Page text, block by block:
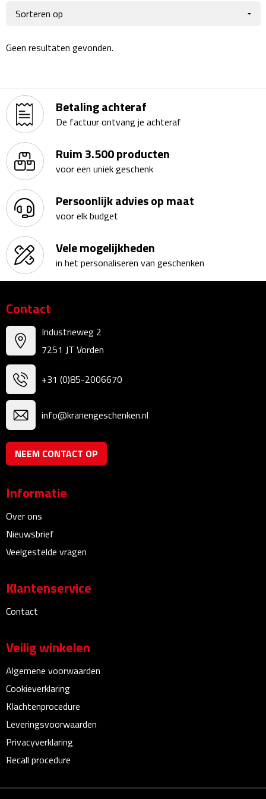
Business trolleys
Documententassen
Laptophoezen & -tassen
Tablettassen
Reistassen & Trolleys
Reistassen
Trolleys
Reistas trolleys
Reistassensets
Weekendtassen
Duffeltassen
Autotassen
Toilettassen
Rugzakken
Rugzakken
Sport- & Recreatietassen
Koeltassen & koelboxen
Strandtassen
Picknick rugtassen
Lunchtassen
Giftcards
Geen resultaten gevonden.
Betaling achteraf
De factuur ontvang je achteraf
Ruim 3.500 producten
voor een uniek geschenk
Persoonlijk advies op maat
voor elk budget
Vele mogelijkheden
in het personaliseren van geschenken
Contact
Industrieweg 2
7251 JT Vorden
+31 (0)85-2006670
info@kranengeschenken.nl
NEEM CONTACT OP
Informatie
Over ons
Nieuwsbrief
Veelgestelde vragen
Klantenservice
Contact
Veilig winkelen
Algemene voorwaarden
Cookieverklaring
Klachtenprocedure
Leveringsvoorwaarden
Privacyverklaring
Recall procedure